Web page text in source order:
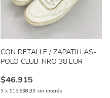
CON DETALLE / ZAPATILLAS-
POLO CLUB-NRO 38 EUR
$46.915
3 x $15.638,33 sin interés